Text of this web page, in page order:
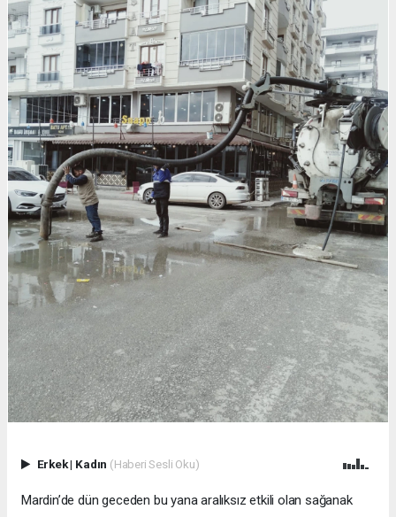
Erkek| Kadın (Haberi Sesli Oku)
Mardin’de dün geceden bu yana aralıksız etkili olan sağanak